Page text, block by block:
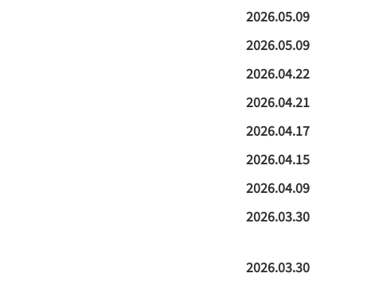
2026.05.09
2026.05.09
2026.04.22
2026.04.21
2026.04.17
2026.04.15
2026.04.09
2026.03.30
2026.03.30